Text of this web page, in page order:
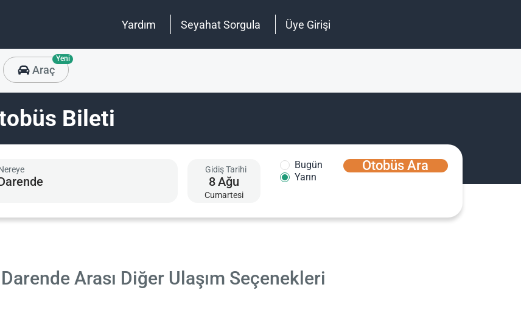
Yardım Seyahat Sorgula Üye Girişi
Araç
Yeni
Bileti
Gidiş Tarihi
8Ağu
Cumartesi
Bugün
Yarın
Otobüs Ara
Arası Diğer Ulaşım Seçenekleri